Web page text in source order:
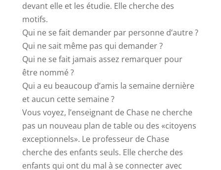
devant elle et les étudie. Elle cherche des
motifs.
Qui ne se fait demander par personne d’autre ?
Qui ne sait même pas qui demander ?
Qui ne se fait jamais assez remarquer pour
être nommé ?
Qui a eu beaucoup d’amis la semaine dernière
et aucun cette semaine ?
Vous voyez, l’enseignant de Chase ne cherche
pas un nouveau plan de table ou des «citoyens
exceptionnels». Le professeur de Chase
cherche des enfants seuls. Elle cherche des
enfants qui ont du mal à se connecter avec